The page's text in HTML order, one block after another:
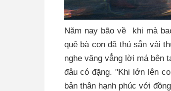
Năm nay bão về khi mà
quê bà con đã thủ sẵn vài
nghe văng vẳng lời má bên
đâu có đặng. "Khi lớn lên
bản thân hạnh phúc với